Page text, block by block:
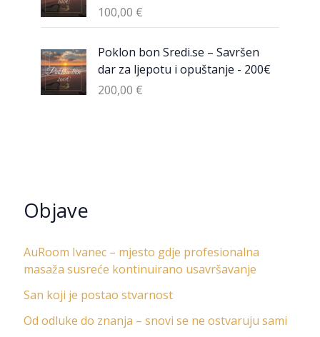
100,00 €
Poklon bon Sredi.se – Savršen
dar za ljepotu i opuštanje - 200€
200,00 €
Objave
AuRoom Ivanec – mjesto gdje profesionalna
masaža susreće kontinuirano usavršavanje
San koji je postao stvarnost
Od odluke do znanja – snovi se ne ostvaruju sami